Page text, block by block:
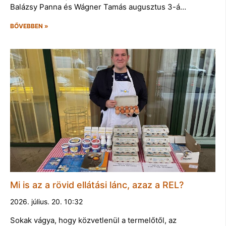
Balázsy Panna és Wágner Tamás augusztus 3-á…
BŐVEBBEN »
Mi is az a rövid ellátási lánc, azaz a REL?
2026. július. 20. 10:32
Sokak vágya, hogy közvetlenül a termelőtől, az